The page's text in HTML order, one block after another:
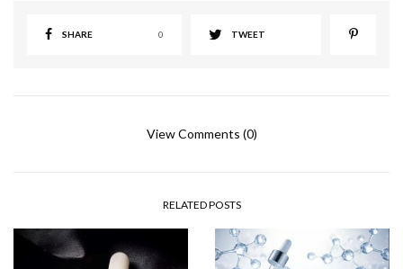
SHARE 0 TWEET
View Comments (0)
RELATED POSTS